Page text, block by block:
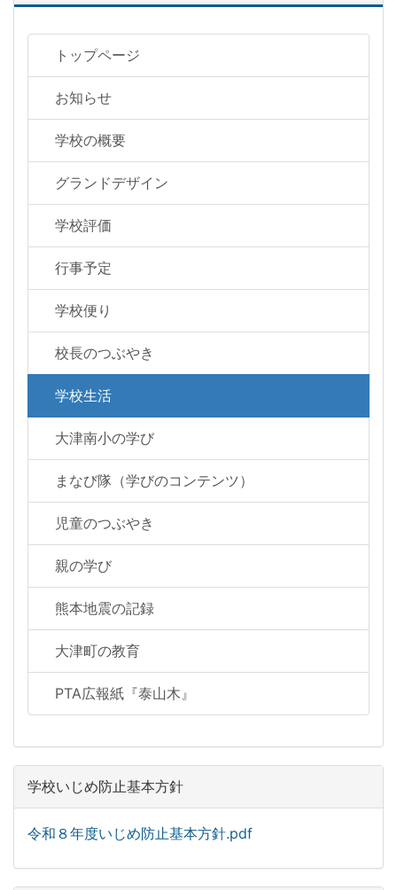
トップページ
お知らせ
学校の概要
グランドデザイン
学校評価
行事予定
学校便り
校長のつぶやき
学校生活
大津南小の学び
まなび隊（学びのコンテンツ）
児童のつぶやき
親の学び
熊本地震の記録
大津町の教育
PTA広報紙『泰山木』
学校いじめ防止基本方針
令和８年度いじめ防止基本方針.pdf